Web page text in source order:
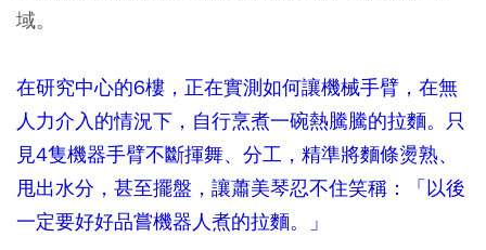
域。
在研究中心的6樓，正在實測如何讓機械手臂，在無
人力介入的情況下，自行烹煮一碗熱騰騰的拉麵。只
見4隻機器手臂不斷揮舞、分工，精準將麵條燙熟、
甩出水分，甚至擺盤，讓蕭美琴忍不住笑稱：「以後
一定要好好品嘗機器人煮的拉麵。」